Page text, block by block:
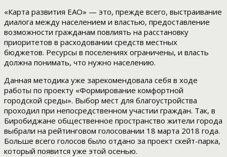
«Карта развития ЕАО» — это, прежде всего, выстраивание
диалога между населением и властью, предоставление
возможности гражданам повлиять на расстановку
приоритетов в расходовании средств местных
бюджетов. Ресурсы в поселениях ограничены, и власть
должна понимать, что нужно населению.
Данная методика уже зарекомендовала себя в ходе
работы по проекту «Формирование комфортной
городской среды». Выбор мест для благоустройства
проходил при непосредственном участии граждан. Так, в
Биробиджане общественное пространство жители города
выбрали на рейтинговом голосовании 18 марта 2018 года.
Больше всего голосов было отдано за проект скейт-парка,
который появится уже этой осенью.